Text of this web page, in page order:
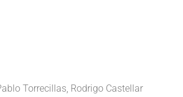
Torrecillas, Rodrigo Castellar